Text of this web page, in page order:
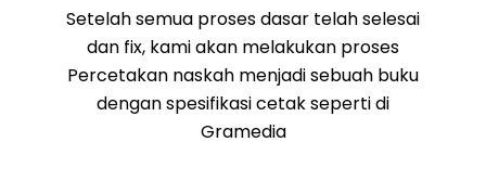
Setelah semua proses dasar telah selesai
dan fix, kami akan melakukan proses
Percetakan naskah menjadi sebuah buku
dengan spesifikasi cetak seperti di
Gramedia